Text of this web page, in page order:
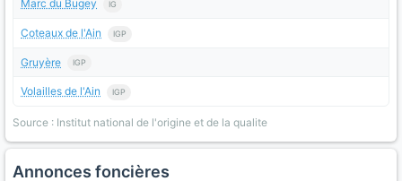
Marc du Bugey IG
Coteaux de l'Ain IGP
Gruyère IGP
Volailles de l'Ain IGP
Source : Institut national de l'origine et de la qualite
Annonces foncières